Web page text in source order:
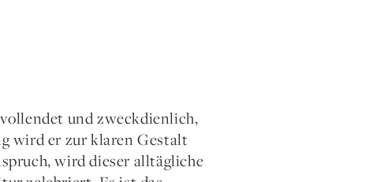
und zweckdienlich,
wird er zur klaren Gestalt
wird dieser alltägliche